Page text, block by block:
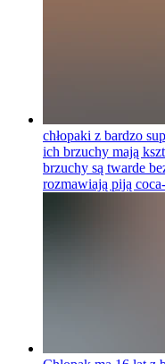
chłopaki z bardzo
ich brzuchy mają
brzuchy są twarde
rozmawiają piją